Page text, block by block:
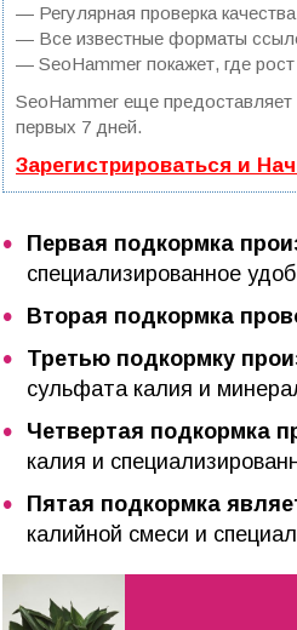
— Регулярная проверка
— Все известные форматы
— SeoHammer покажет, где
SeoHammer еще
первых 7 дней.
Зарегистрироваться и
Первая подкормка
специализированное
Вторая подкормка
Третью подкормку
сульфата калия и
Четвертая подкормка
калия и
Пятая подкормка
калийной смеси и